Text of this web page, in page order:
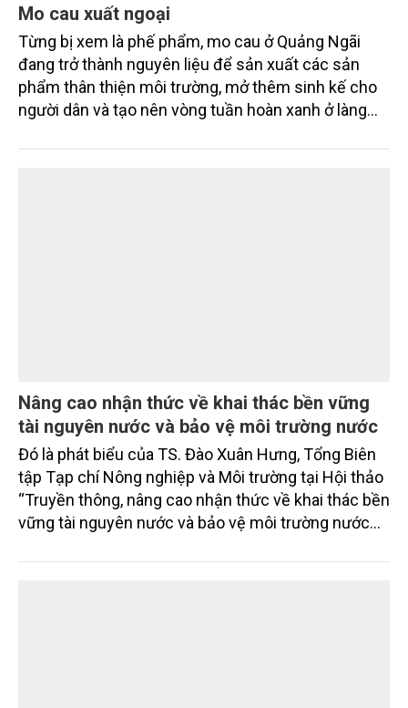
Mo cau xuất ngoại
Từng bị xem là phế phẩm, mo cau ở Quảng Ngãi
đang trở thành nguyên liệu để sản xuất các sản
phẩm thân thiện môi trường, mở thêm sinh kế cho
người dân và tạo nên vòng tuần hoàn xanh ở làng
chén, dĩa... từ mo cau đã được thị trường trong nước
Nâng cao nhận thức về khai thác bền vững
tài nguyên nước và bảo vệ môi trường nước
Đó là phát biểu của TS. Đào Xuân Hưng, Tổng Biên
tập Tạp chí Nông nghiệp và Môi trường tại Hội thảo
“Truyền thông, nâng cao nhận thức về khai thác bền
vững tài nguyên nước và bảo vệ môi trường nước
trường phối hợp với Sở Nông nghiệp và Môi trường